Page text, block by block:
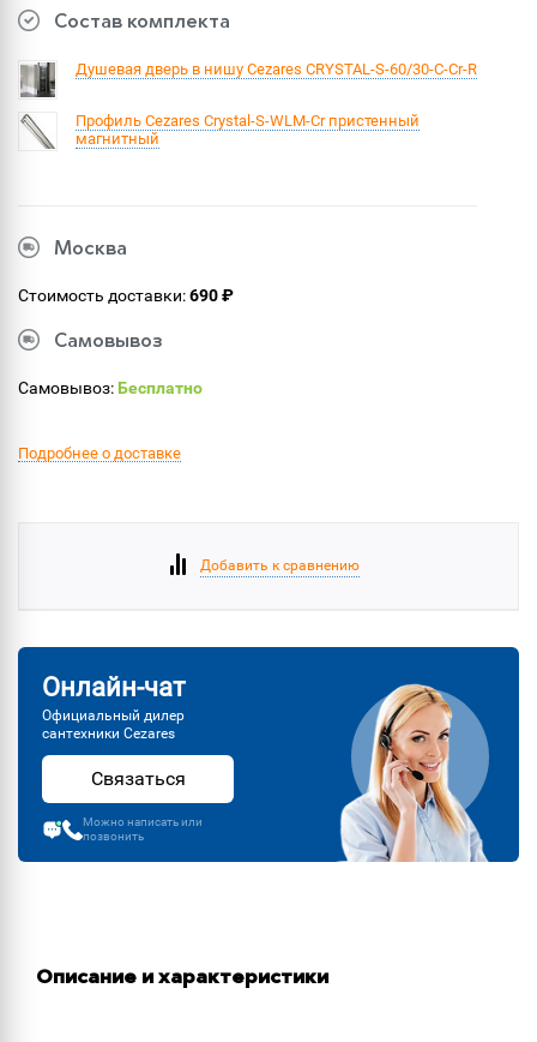
Состав комплекта
Душевая дверь в нишу Cezares CRYSTAL-S-60/30-C-Cr-R
Профиль Cezares Crystal-S-WLM-Cr пристенный
магнитный
Москва
Стоимость доставки:690 ₽
Самовывоз
Самовывоз:Бесплатно
Подробнее о доставке
Добавить к сравнению
Онлайн-чат
Официальный дилер
сантехники Cezares
Связаться
Можно написать или
позвонить
Описание и характеристики